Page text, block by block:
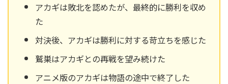
アカギは敗北を認めたが、最終的に勝利を収め
た
対決後、アカギは勝利に対する苛立ちを感じた
鷲巣はアカギとの再戦を望み続けた
アニメ版のアカギは物語の途中で終了した